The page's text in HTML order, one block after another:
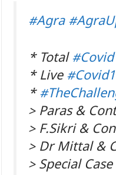
#Agra
* Total
* Live
*
> Paras &
> F.Sikri &
> Dr Mittal &
> Special